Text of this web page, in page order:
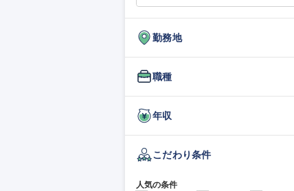
勤務地
職種
年収
こだわり条件
人気の条件